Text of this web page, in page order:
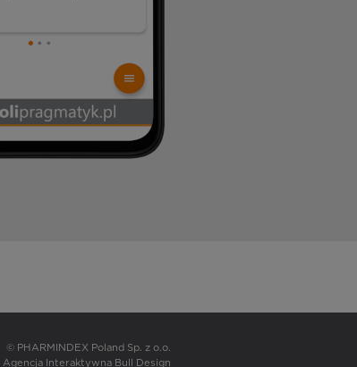
© PHARMINDEX Poland Sp. z o.o.
Agencja Interaktywna Bull Design